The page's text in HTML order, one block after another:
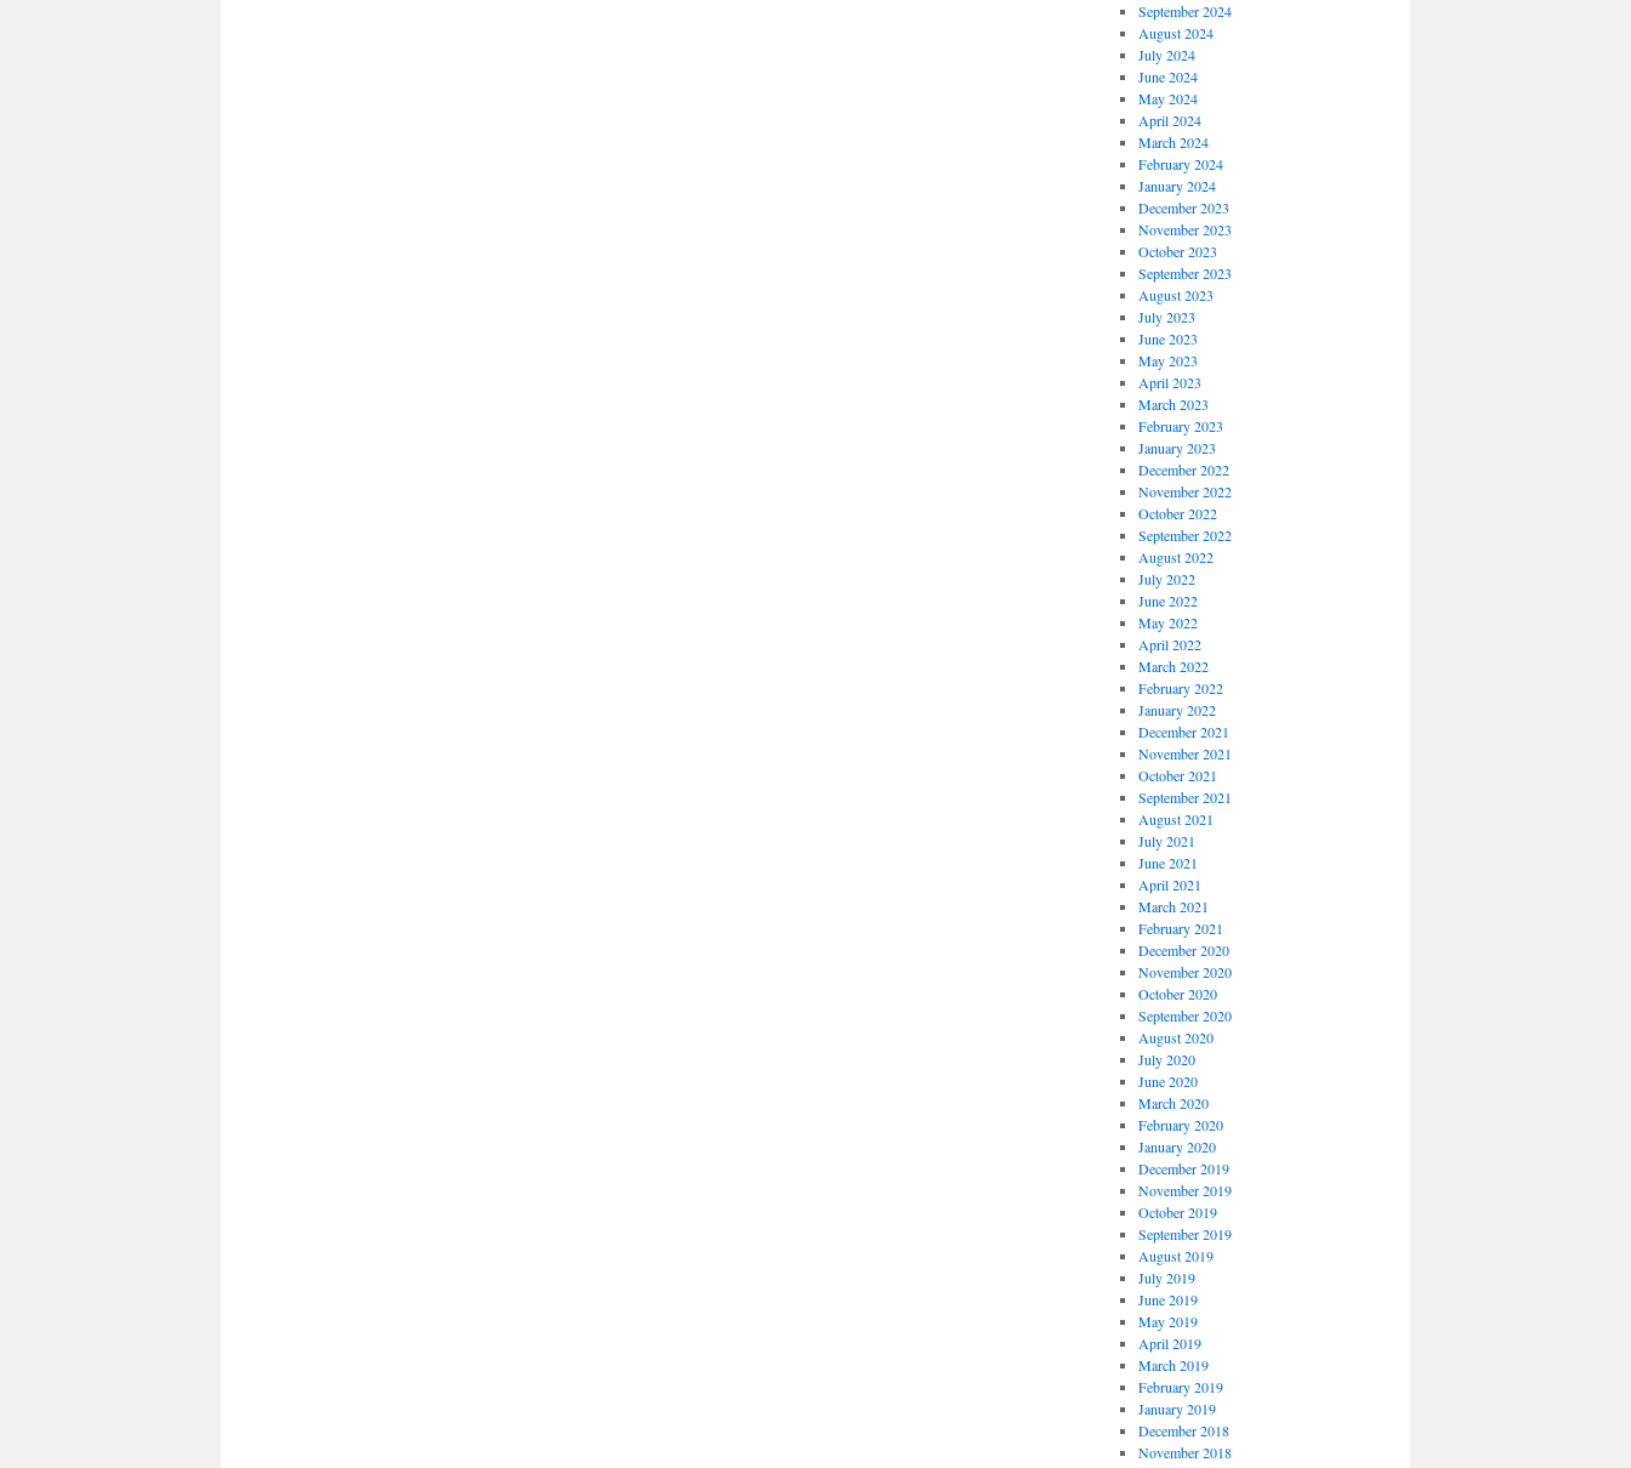
September 2024
August 2024
July 2024
June 2024
May 2024
April 2024
March 2024
February 2024
January 2024
December 2023
November 2023
October 2023
September 2023
August 2023
July 2023
June 2023
May 2023
April 2023
March 2023
February 2023
January 2023
December 2022
November 2022
October 2022
September 2022
August 2022
July 2022
June 2022
May 2022
April 2022
March 2022
February 2022
January 2022
December 2021
November 2021
October 2021
September 2021
August 2021
July 2021
June 2021
April 2021
March 2021
February 2021
December 2020
November 2020
October 2020
September 2020
August 2020
July 2020
June 2020
March 2020
February 2020
January 2020
December 2019
November 2019
October 2019
September 2019
August 2019
July 2019
June 2019
May 2019
April 2019
March 2019
February 2019
January 2019
December 2018
November 2018